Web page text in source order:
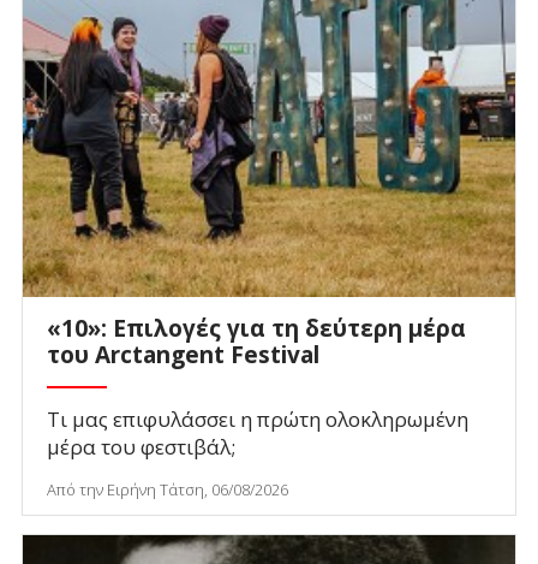
«10»: Επιλογές για τη δεύτερη μέρα
του Arctangent Festival
Τι μας επιφυλάσσει η πρώτη ολοκληρωμένη
μέρα του φεστιβάλ;
Από την Ειρήνη Τάτση, 06/08/2026